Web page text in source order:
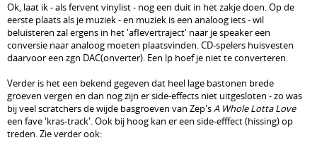
Ok, laat ik - als fervent vinylist - nog een duit in het zakje doen. Op de
eerste plaats als je muziek - en muziek is een analoog iets - wil
beluisteren zal ergens in het 'aflevertraject' naar je speaker een
conversie naar analoog moeten plaatsvinden. CD-spelers huisvesten
daarvoor een zgn DAC(onverter). Een lp hoef je niet te converteren.
Verder is het een bekend gegeven dat heel lage bastonen brede
groeven vergen en dan nog zijn er side-effects niet uitgesloten - zo was
bij veel scratchers de wijde basgroeven van Zep'sA Whole Lotta Love
een fave 'kras-track'. Ook bij hoog kan er een side-efffect (hissing) op
treden. Zie verder ook: